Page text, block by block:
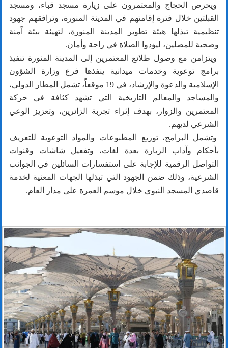
ويحرص الحجاج والمعتمرون على زيارة مسجد قباء، ومسجد
القبلتين خلال فترة إقامتهم في المدينة المنورة، وترافقهم جهود
تنظيمية تبذلها هيئة تطوير المدينة المنورة، لتهيئة بيئة آمنة
وصحية للمصلين، ليؤدوا الصلاة في راحة وأمان.
ويتزامن مع وصول طلائع المعتمرين إلى المدينة المنورة تنفيذ
برامج توعوية وخدمات ميدانية ينفذها فرع وزارة الشؤون
الإسلامية والدعوة والإرشاد، في 19 موقعاً، تشمل المطار الدولي،
والمساجد والمعالم التاريخية التي تشهد كثافة في حركة
المعتمرين والزوار، بهدف إثراء تجربة الزائرين، وتعزيز الوعي
الشرعي لديهم.
وتشمل البرامج، توزيع المطبوعات والمواد التوعوية للتعريف
بأحكام وآداب الزيارة بعدة لغات، وتفعيل شاشات وقنوات
التواصل الرقمية للإجابة على استفسارات السائلين في الجوانب
الشرعية، وذلك ضمن الجهود التي تبذلها الجهات المعنية لخدمة
قاصدي المسجد النبوي خلال موسم العمرة على مدار العام.